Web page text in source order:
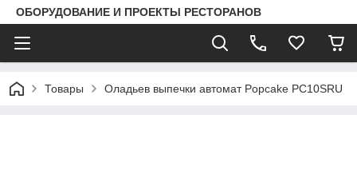
ОБОРУДОВАНИЕ И ПРОЕКТЫ РЕСТОРАНОВ
Товары Оладьев выпечки автомат Popcake PC10SRU